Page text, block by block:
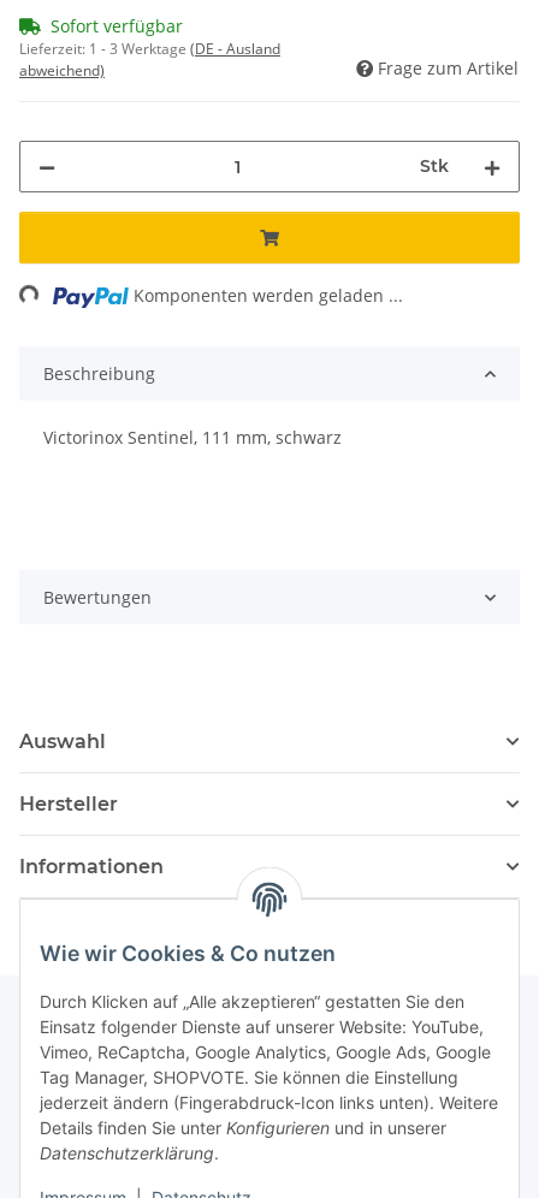
Wie wir Cookies & Co nutzen
Durch Klicken auf „Alle akzeptieren“ gestatten Sie den
Einsatz folgender Dienste auf unserer Website: YouTube,
Vimeo, ReCaptcha, Google Analytics, Google Ads, Google
Tag Manager, SHOPVOTE. Sie können die Einstellung
jederzeit ändern (Fingerabdruck-Icon links unten). Weitere
Details finden Sie unter Konfigurieren und in unserer
Datenschutzerklärung.
Sofort verfügbar
Lieferzeit: 1 - 3 Werktage (DE - Ausland
abweichend)
Frage zum Artikel
Stk
Komponenten werden geladen ...
Beschreibung
Victorinox Sentinel, 111 mm, schwarz
Bewertungen
Auswahl
Hersteller
Informationen
Newsletter Abonnieren
Bitte senden Sie mir entsprechend Ihrer
Datenschutzerklärung
regelmäßig und jederzeit widerruflich
Informationen zu Ihrem Produktsortiment per E-Mail zu.